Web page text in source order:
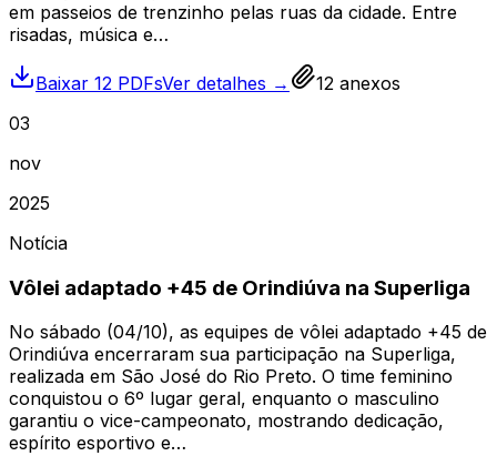
em passeios de trenzinho pelas ruas da cidade. Entre
risadas, música e…
Baixar 12 PDFsVer detalhes → 12 anexos
03
nov
2025
Notícia
Vôlei adaptado +45 de Orindiúva na Superliga
No sábado (04/10), as equipes de vôlei adaptado +45 de
Orindiúva encerraram sua participação na Superliga,
realizada em São José do Rio Preto. O time feminino
conquistou o 6º lugar geral, enquanto o masculino
garantiu o vice-campeonato, mostrando dedicação,
espírito esportivo e…